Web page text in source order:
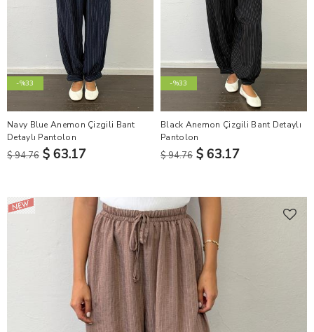
-%33
Navy Blue Anemon Çizgili Bant
Detaylı Pantolon
$ 94.76 $ 63.17
-%33
Black Anemon Çizgili Bant Detaylı
Pantolon
$ 94.76 $ 63.17